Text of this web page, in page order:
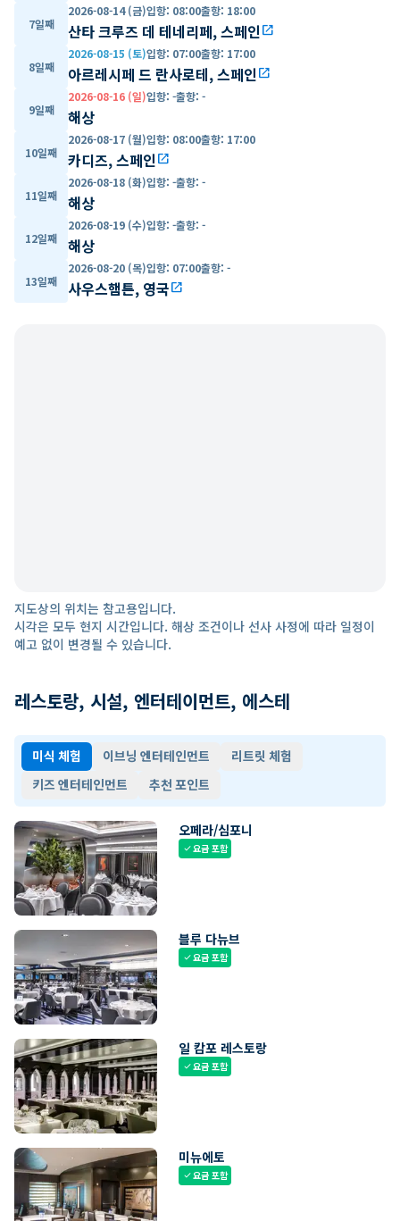
7일째
2026-08-14 (금)입항: 08:00출항: 18:00
산타 크루즈 데 테네리페, 스페인open_in_new
8일째
2026-08-15 (토)입항: 07:00출항: 17:00
아르레시페 드 란사로테, 스페인open_in_new
9일째
2026-08-16 (일)입항: -출항: -
해상
10일째
2026-08-17 (월)입항: 08:00출항: 17:00
카디즈, 스페인open_in_new
11일째
2026-08-18 (화)입항: -출항: -
해상
12일째
2026-08-19 (수)입항: -출항: -
해상
13일째
2026-08-20 (목)입항: 07:00출항: -
사우스햄튼, 영국open_in_new
지도상의 위치는 참고용입니다.
시각은 모두 현지 시간입니다. 해상 조건이나 선사 사정에 따라 일정이
예고 없이 변경될 수 있습니다.
레스토랑, 시설, 엔터테이먼트, 에스테
미식 체험 이브닝 엔터테인먼트
리트릿 체험
키즈 엔터테인먼트
추천 포인트
오페라/심포니
check요금 포함
블루 다뉴브
check요금 포함
일 캄포 레스토랑
check요금 포함
미뉴에토
check요금 포함